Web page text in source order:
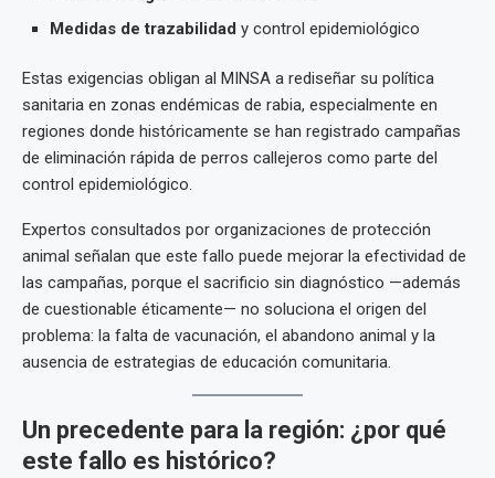
Medidas de trazabilidad y control epidemiológico
Estas exigencias obligan al MINSA a rediseñar su política
sanitaria en zonas endémicas de rabia, especialmente en
regiones donde históricamente se han registrado campañas
de eliminación rápida de perros callejeros como parte del
control epidemiológico.
Expertos consultados por organizaciones de protección
animal señalan que este fallo puede mejorar la efectividad de
las campañas, porque el sacrificio sin diagnóstico —además
de cuestionable éticamente— no soluciona el origen del
problema: la falta de vacunación, el abandono animal y la
ausencia de estrategias de educación comunitaria.
Un precedente para la región: ¿por qué
este fallo es histórico?